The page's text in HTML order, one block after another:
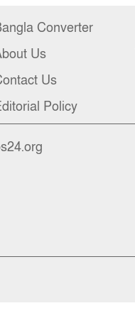
Converter
Us
Us
Policy